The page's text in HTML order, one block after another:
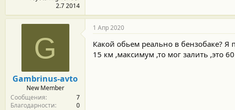
2.7 2014
G
Gambrinus-avto
New Member
Сообщения
7
Благодарности
0
1 Апр 2020
Какой обьем реально в бензобаке? Я
15 км ,максимум ,то мог залить ,это